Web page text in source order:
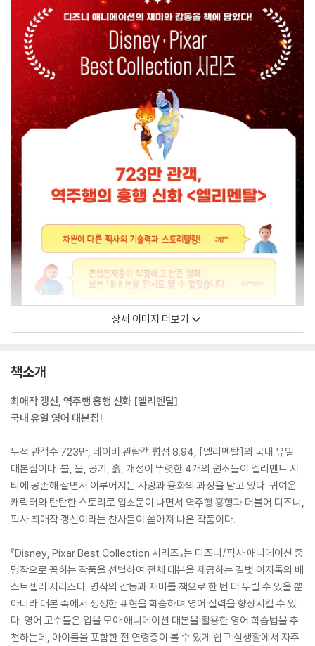
상세 이미지 더보기
책소개
최애작 갱신, 역주행 흥행 신화 [엘리멘탈]
국내 유일 영어 대본집!
누적 관객수 723만, 네이버 관람객 평점 8.94, [엘리멘탈]의 국내 유일
대본집이다. 불, 물, 공기, 흙, 개성이 뚜렷한 4개의 원소들이 엘리멘트 시
티에 공존해 살면서 이루어지는 사랑과 융화의 과정을 담고 있다. 귀여운
캐릭터와 탄탄한 스토리로 입소문이 나면서 역주행 흥행과 더불어 디즈니,
픽사 최애작 갱신이라는 찬사들이 쏟아져 나온 작품이다.
『Disney, Pixar Best Collection 시리즈』는 디즈니/픽사 애니메이션 중
명작으로 꼽히는 작품을 선별하여 전체 대본을 제공하는 길벗 이지톡의 베
스트셀러 시리즈다. 명작의 감동과 재미를 책으로 한 번 더 누릴 수 있을 뿐
아니라 대본 속에서 생생한 표현을 학습하며 영어 실력을 향상시킬 수 있
다. 영어 고수들은 입을 모아 애니메이션 대본을 활용한 영어 학습법을 추
천하는데, 아이들을 포함한 전 연령층이 볼 수 있게 쉽고 실생활에서 자주